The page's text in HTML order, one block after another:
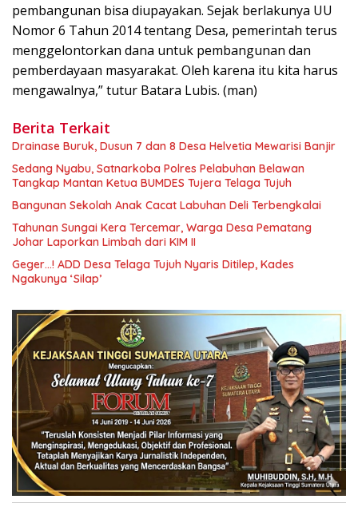
pembangunan bisa diupayakan. Sejak berlakunya UU
Nomor 6 Tahun 2014 tentang Desa, pemerintah terus
menggelontorkan dana untuk pembangunan dan
pemberdayaan masyarakat. Oleh karena itu kita harus
mengawalnya,” tutur Batara Lubis. (man)
Berita Terkait
Drainase Buruk, Dusun 7 dan 8 Desa Helvetia Mewarisi Banjir
Sedang Nyabu, Satnarkoba Polres Pelabuhan Belawan
Tangkap Mantan Ketua BUMDES Tujera Telaga Tujuh
Bangunan Sekolah Anak Cacat Labuhan Deli Terbengkalai
Tahunan Sungai Kera Tercemar, Warga Desa Pematang
Johar Laporkan Limbah dari KIM II
Geger…! ADD Desa Telaga Tujuh Nyaris Ditilep, Kades
Ngakunya ‘Silap’